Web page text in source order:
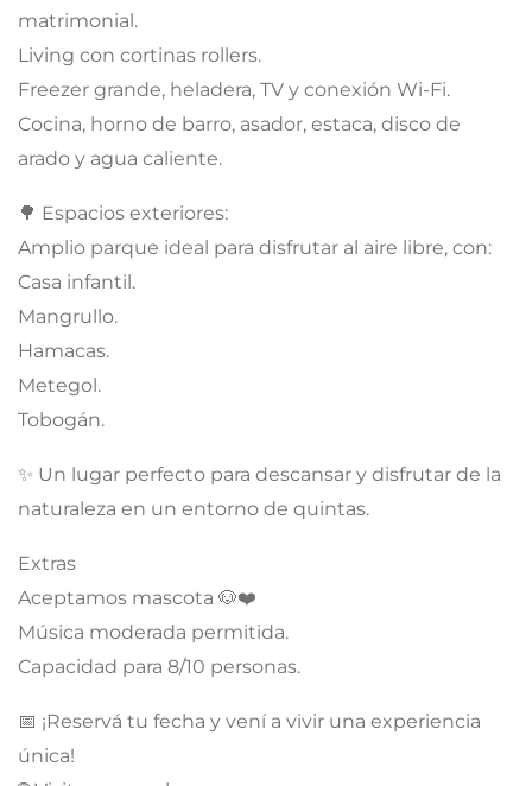
matrimonial.
Living con cortinas rollers.
Freezer grande, heladera, TV y conexión Wi-Fi.
Cocina, horno de barro, asador, estaca, disco de
arado y agua caliente.
🌳 Espacios exteriores:
Amplio parque ideal para disfrutar al aire libre, con:
Casa infantil.
Mangrullo.
Hamacas.
Metegol.
Tobogán.
✨ Un lugar perfecto para descansar y disfrutar de la
naturaleza en un entorno de quintas.
Extras
Aceptamos mascota 🐶❤️
Música moderada permitida.
Capacidad para 8/10 personas.
📅 ¡Reservá tu fecha y vení a vivir una experiencia
única!